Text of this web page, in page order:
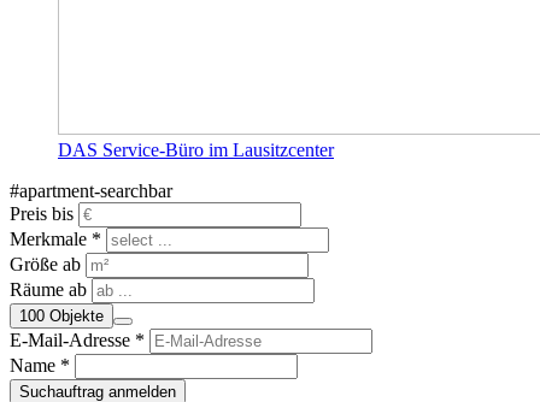
DAS Service-Büro im Lausitzcenter
#apartment-searchbar
Preis bis
Merkmale *
Größe ab
Räume ab
100 Objekte
E-Mail-Adresse *
Name *
Suchauftrag anmelden